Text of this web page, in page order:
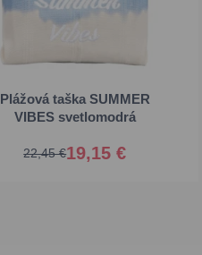
Plážová taška SUMMER
VIBES svetlomodrá
19,15 €
22,45 €
Univerzálna